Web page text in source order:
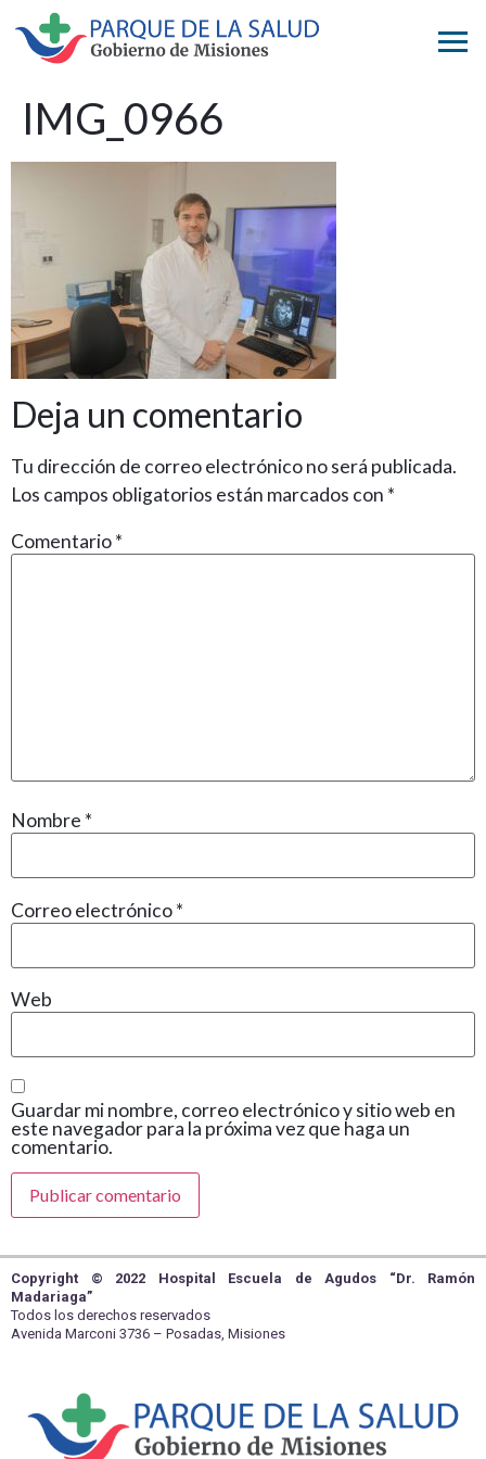
IMG_0966
Deja un comentario
Tu dirección de correo electrónico no será publicada.
Los campos obligatorios están marcados con *
Comentario*
Nombre *
Correo electrónico*
Web
Guardar mi nombre, correo electrónico y sitio web en
este navegador para la próxima vez que haga un
comentario.
Copyright © 2022 Hospital Escuela de Agudos “Dr. Ramón
Madariaga”
Todos los derechos reservados
Avenida Marconi 3736 – Posadas, Misiones